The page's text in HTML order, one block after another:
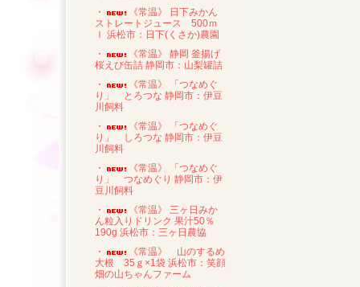
・
《常温》 日下みかん
ストレートジュース 500ｍ
ｌ 浜松市：日下(くさか)農園
・
《常温》 静岡 釜揚げ
桜えび缶詰 静岡市：山梨罐詰
・
《常温》 「つなめぐ
り」 とろつな 静岡市：伊豆
川飼料
・
《常温》 「つなめぐ
り」 しろつな 静岡市：伊豆
川飼料
・
《常温》 「つなめぐ
り」 つなめぐり 静岡市：伊
豆川飼料
・
《常温》 三ヶ日みか
ん粒入りドリンク 果汁50％
190g 浜松市：三ヶ日農協
・
《常温》 山のするめ
大根 35ｇ×1袋 浜松市：笑顔
畑の山ちゃんファーム